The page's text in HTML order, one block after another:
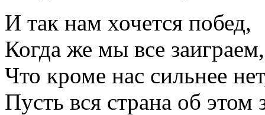
И так нам хочется побед,
Когда же мы все заиграем,
Что кроме нас сильнее
Пусть вся страна об этом